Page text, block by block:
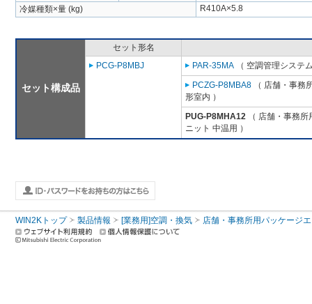
冷媒種類×量 (kg)
R410A×5.8
セット構成品
セット形名
PCG-P8MBJ
PAR-35MA （ 空調管理システ
PCZG-P8MBA8 （ 店舗・事務
形室内 ）
PUG-P8MHA12 （ 店舗・事務
ニット 中温用 ）
WIN2Kトップ 製品情報 [業務用]空調・換気 店舗・事務所用パッケージ